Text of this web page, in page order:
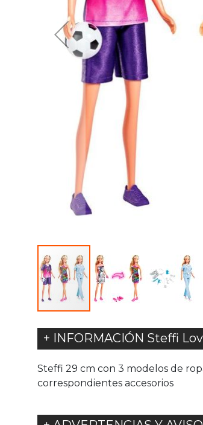
+ INFORMACIÓN Steffi
Steffi 29 cm con 3 modelos de
correspondientes accesorios